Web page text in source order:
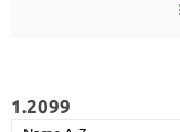
1.2099